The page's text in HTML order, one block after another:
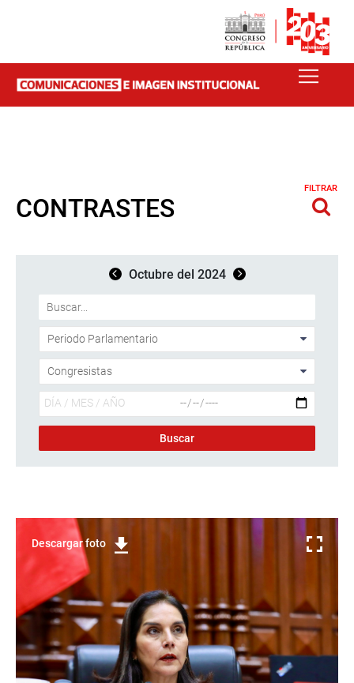
CONTRASTES
FILTRAR
Octubre del 2024
Descargar foto